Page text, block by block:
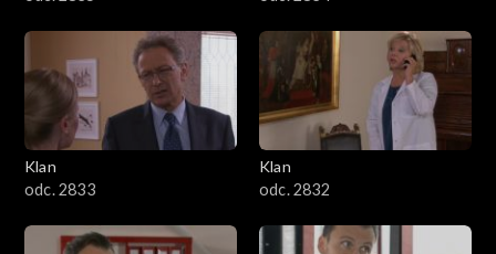
Klan
odc. 2833
Klan
odc. 2832